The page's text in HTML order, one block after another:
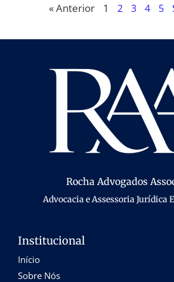
« Anterior 1 2 3 4 5
Rocha Advogados
Advocacia e Assessoria Jurídica
Institucional
Início
Sobre Nós